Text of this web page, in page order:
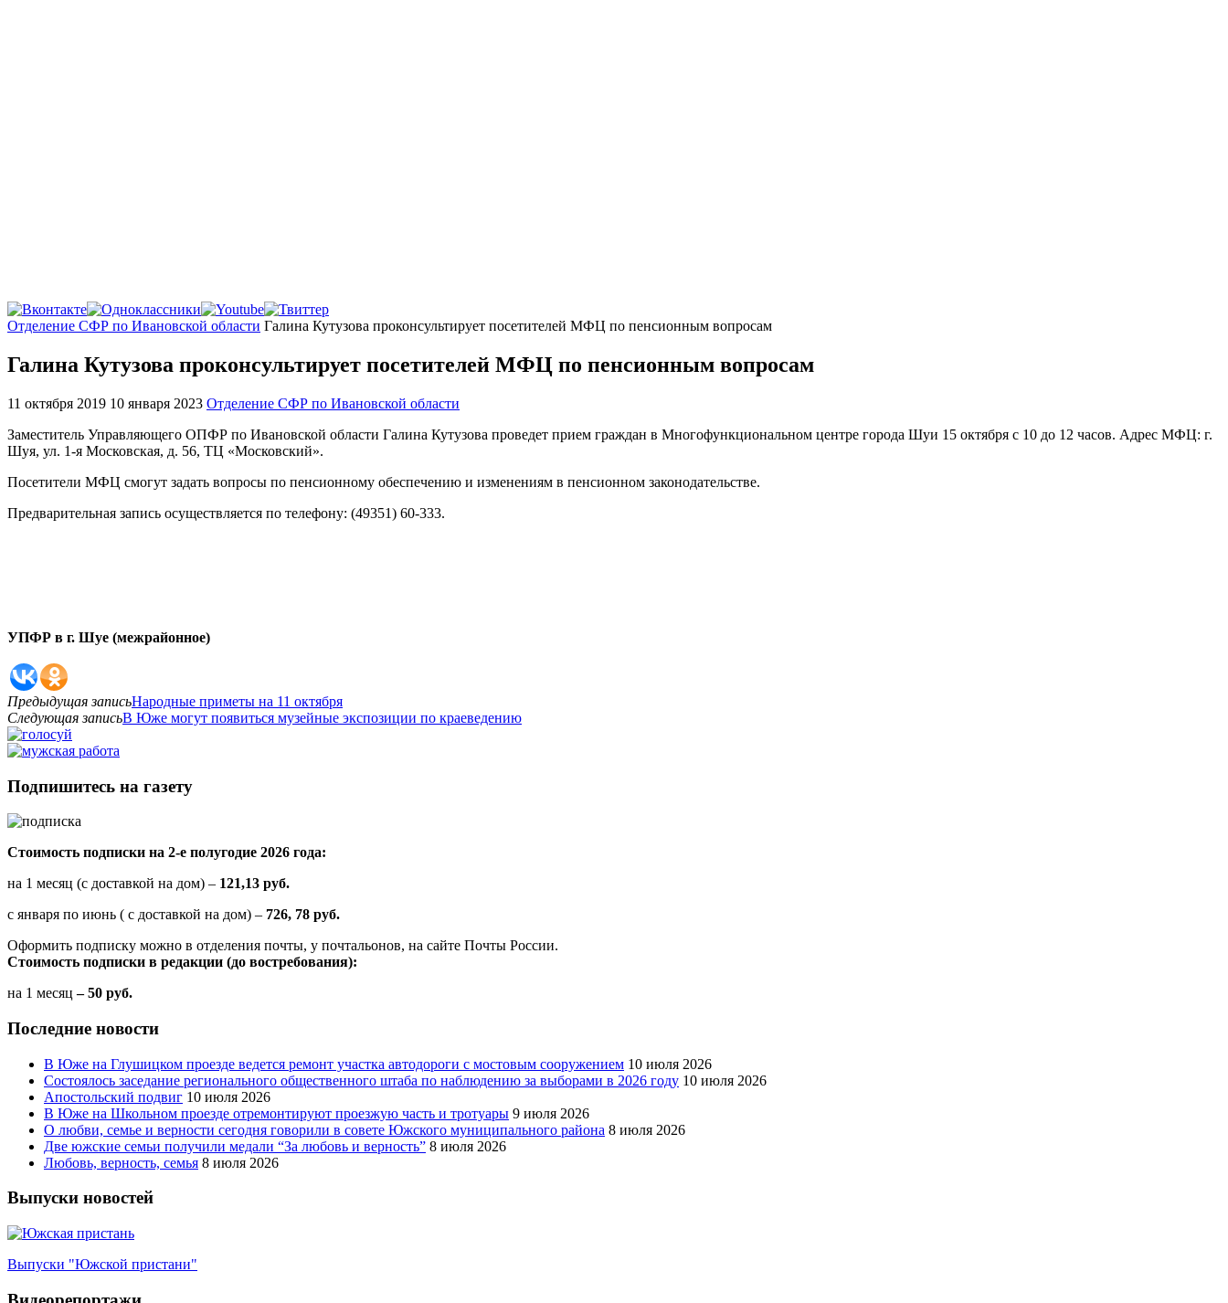
Главная
Отделение СФР по Ивановской области Галина Кутузова проконсультирует посетителей МФЦ по пенсионным вопросам
Галина Кутузова проконсультирует посетителей МФЦ по пенсионным вопросам
11 октября 2019 10 января 2023 Отделение СФР по Ивановской области
Заместитель Управляющего ОПФР по Ивановской области Галина Кутузова проведет прием граждан в Многофункциональном центре города Шуи 15 октября с 10 до 12 часов. Адрес МФЦ: г.
Шуя, ул. 1-я Московская, д. 56, ТЦ «Московский».
Посетители МФЦ смогут задать вопросы по пенсионному обеспечению и изменениям в пенсионном законодательстве.
Предварительная запись осуществляется по телефону: (49351) 60-333.
УПФР в г. Шуе (межрайонное)
Предыдущая записьНародные приметы на 11 октября
Следующая записьВ Юже могут появиться музейные экспозиции по краеведению
Подпишитесь на газету
Стоимость подписки на 2-е полугодие 2026 года:
на 1 месяц (с доставкой на дом) – 121,13 руб.
с января по июнь ( с доставкой на дом) – 726, 78 руб.
Оформить подписку можно в отделения почты, у почтальонов, на сайте Почты России.
Стоимость подписки в редакции (до востребования):
на 1 месяц – 50 руб.
Последние новости
В Юже на Глушицком проезде ведется ремонт участка автодороги с мостовым сооружением 10 июля 2026
Состоялось заседание регионального общественного штаба по наблюдению за выборами в 2026 году 10 июля 2026
Апостольский подвиг 10 июля 2026
В Юже на Школьном проезде отремонтируют проезжую часть и тротуары 9 июля 2026
О любви, семье и верности сегодня говорили в совете Южского муниципального района 8 июля 2026
Две южские семьи получили медали “За любовь и верность” 8 июля 2026
Любовь, верность, семья 8 июля 2026
Выпуски новостей
Выпуски "Южской пристани"